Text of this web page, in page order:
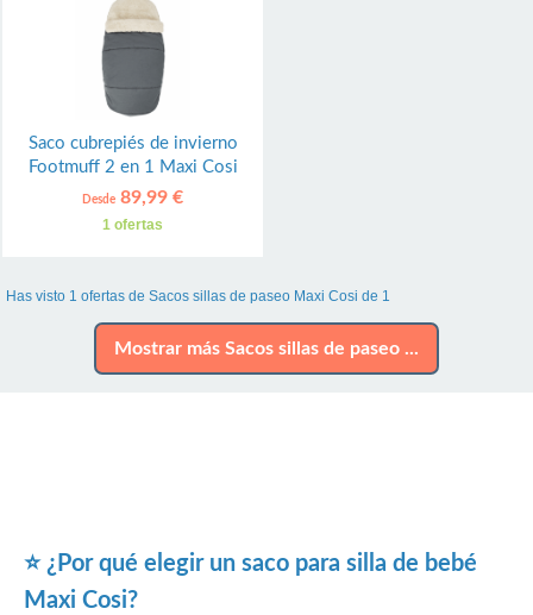
Saco cubrepiés de invierno
Footmuff 2 en 1 Maxi Cosi
Desde 89,99 €
1 ofertas
Has visto 1 ofertas de Sacos sillas de paseo Maxi Cosi de 1
Mostrar más Sacos sillas de paseo ...
⭐ ¿Por qué elegir un saco para silla de bebé
Maxi Cosi?